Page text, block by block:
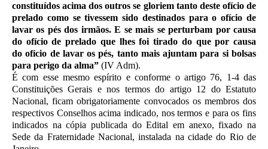
constituídos acima dos outros se gloriem tanto deste ofício de
prelado como se tivessem sido destinados para o ofício de
lavar os pés dos irmãos. E semais se perturbam por causa
do ofício de prelado que lhes foi tirado do que por causa
doofício de lavar os pés, tanto mais ajuntam para si bolsas
para perigo da alma” (IV Adm).
É com esse mesmo espírito e conforme o artigo 76, 1-4 das
Constituições Gerais e nos termos do artigo 12 do Estatuto
Nacional, ficam obrigatoriamente convocados os membros dos
respectivos Conselhos acima indicado, nos termos e para os fins
indicados na cópia publicada do Edital em anexo, fixado na
Sede da Fraternidade Nacional, instalada na cidadedo Rio de